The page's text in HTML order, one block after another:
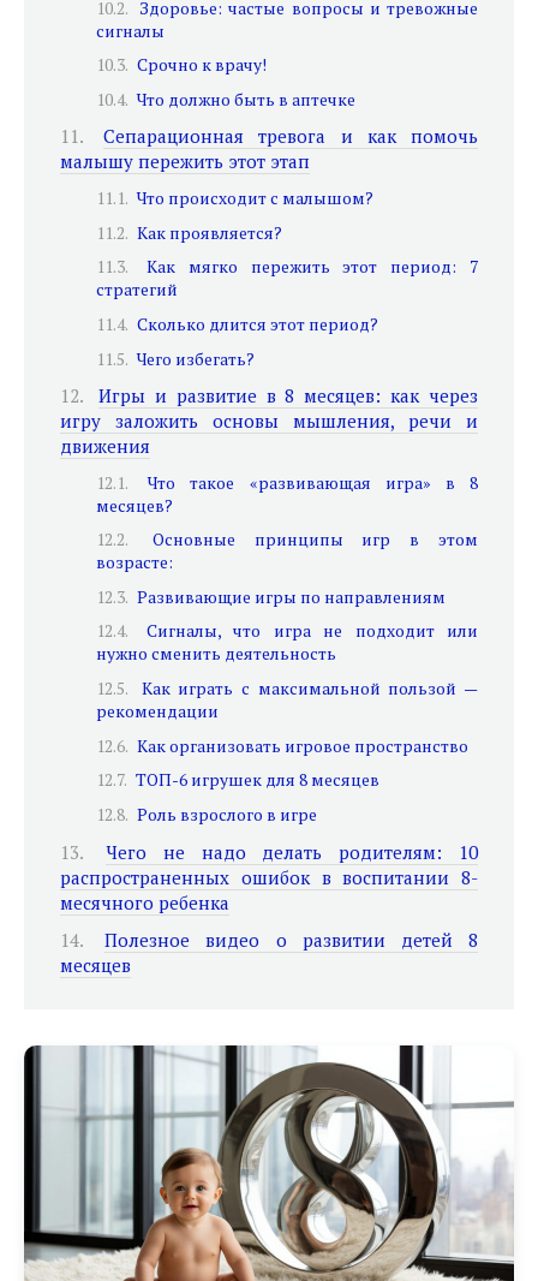
Здоровье: частые вопросы и тревожные
сигналы
Срочно к врачу!
Что должно быть в аптечке
Сепарационная тревога и как помочь
малышу пережить этот этап
Что происходит с малышом?
Как проявляется?
Как мягко пережить этот период: 7
стратегий
Сколько длится этот период?
Чего избегать?
Игры и развитие в 8 месяцев: как через
игру заложить основы мышления, речи и
движения
Что такое «развивающая игра» в 8
месяцев?
Основные принципы игр в этом
возрасте:
Развивающие игры по направлениям
Сигналы, что игра не подходит или
нужно сменить деятельность
Как играть с максимальной пользой —
рекомендации
Как организовать игровое пространство
ТОП-6 игрушек для 8 месяцев
Роль взрослого в игре
Чего не надо делать родителям: 10
распространенных ошибок в воспитании 8-
месячного ребенка
Полезное видео о развитии детей 8
месяцев